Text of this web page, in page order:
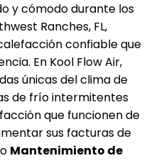
y cómodo durante los
Ranches, FL,
confiable que
En Kool Flow Air,
únicas del clima de
de frío intermitentes
que funcionen de
sus facturas de
Mantenimiento de